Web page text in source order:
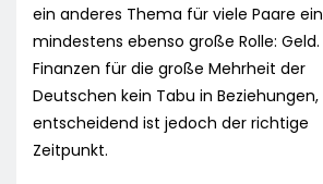
ein anderes Thema für viele Paare
mindestens ebenso große Rolle: Geld.
Finanzen für die große Mehrheit der
Deutschen kein Tabu in Beziehungen,
entscheidend ist jedoch der richtige
Zeitpunkt.